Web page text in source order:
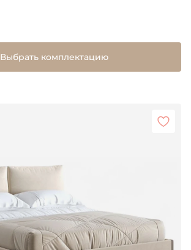
Выбрать комплектацию